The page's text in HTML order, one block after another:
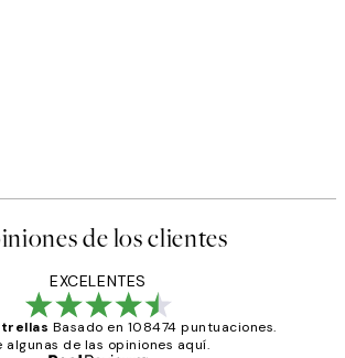
de los clientes
EXCELENTES
Basado en 108474 puntuaciones.
algunas de las opiniones aquí.